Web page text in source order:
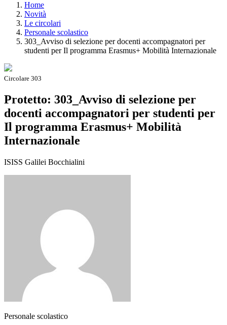
Home
Novità
Le circolari
Personale scolastico
303_Avviso di selezione per docenti accompagnatori per
studenti per Il programma Erasmus+ Mobilità Internazionale
Circolare 303
Protetto: 303_Avviso di selezione per
docenti accompagnatori per studenti per
Il programma Erasmus+ Mobilità
Internazionale
ISISS Galilei Bocchialini
Personale scolastico